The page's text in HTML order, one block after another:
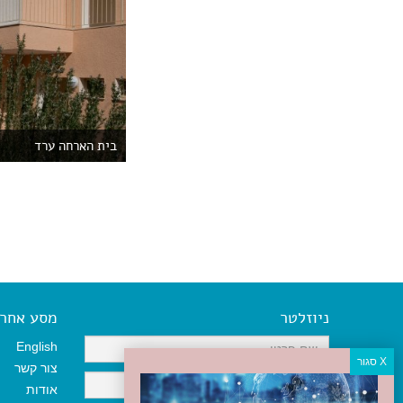
בית הארחה ערד
ניוזלטר מסע אחר
English
צור קשר
אודות